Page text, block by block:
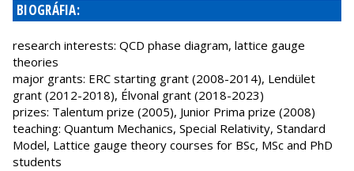
BIOGRÁFIA:
research interests: QCD phase diagram, lattice gauge
theories
major grants: ERC starting grant (2008-2014), Lendület
grant (2012-2018), Élvonal grant (2018-2023)
prizes: Talentum prize (2005), Junior Prima prize (2008)
teaching: Quantum Mechanics, Special Relativity, Standard
Model, Lattice gauge theory courses for BSc, MSc and PhD
students